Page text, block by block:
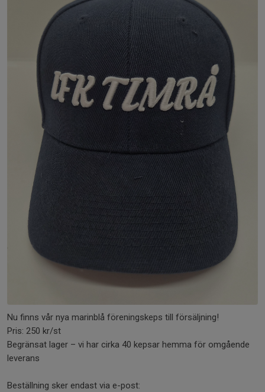
Nu finns vår nya marinblå föreningskeps till försäljning!
Pris: 250 kr/st
Begränsat lager – vi har cirka 40 kepsar hemma för omgående
leverans
Beställning sker endast via e-post: